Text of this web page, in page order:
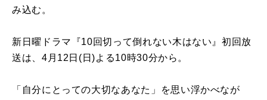
み込む。
新日曜ドラマ『10回切って倒れない木はない』初回放
送は、4月12日(日)よる10時30分から。
「自分にとっての大切なあなた」を思い浮かべなが